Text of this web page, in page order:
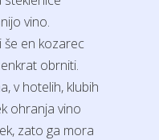
vino.
še en kozarec
obrniti.
v hotelih, klubih
ohranja vino
zato ga mora